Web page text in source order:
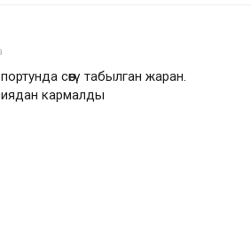
сөөгү табылган жаран.
кармалды